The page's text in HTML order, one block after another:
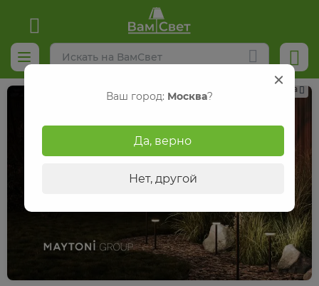
Реклама
Ваш город: Москва?
Да, верно
Нет, другой